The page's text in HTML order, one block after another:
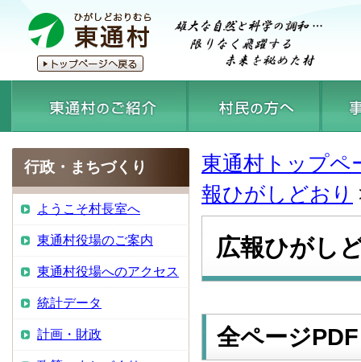
東通村トップペ
報ひがしどおり
広報ひがし
全ページPDF
行政・まちづくり
ようこそ村長室へ
東通村役場のご案内
東通村役場へのアクセス
統計データ
計画・財政